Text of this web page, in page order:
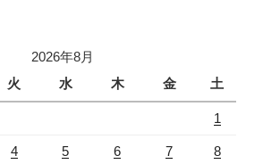
2026年8月
火 水 木 金 土
1
4 5 6 7 8